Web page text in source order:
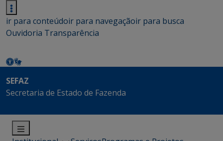
ir para conteúdoir para navegaçãoir para busca
Ouvidoria Transparência
SEFAZ
Secretaria de Estado de Fazenda